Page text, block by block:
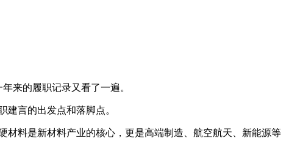
来的履职记录又看了一遍。
言的出发点和落脚点。
料是新材料产业的核心，更是高端制造、航空航天、新能源等